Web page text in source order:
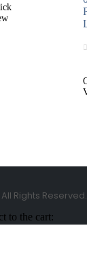
Rights Reserved.
to the cart: